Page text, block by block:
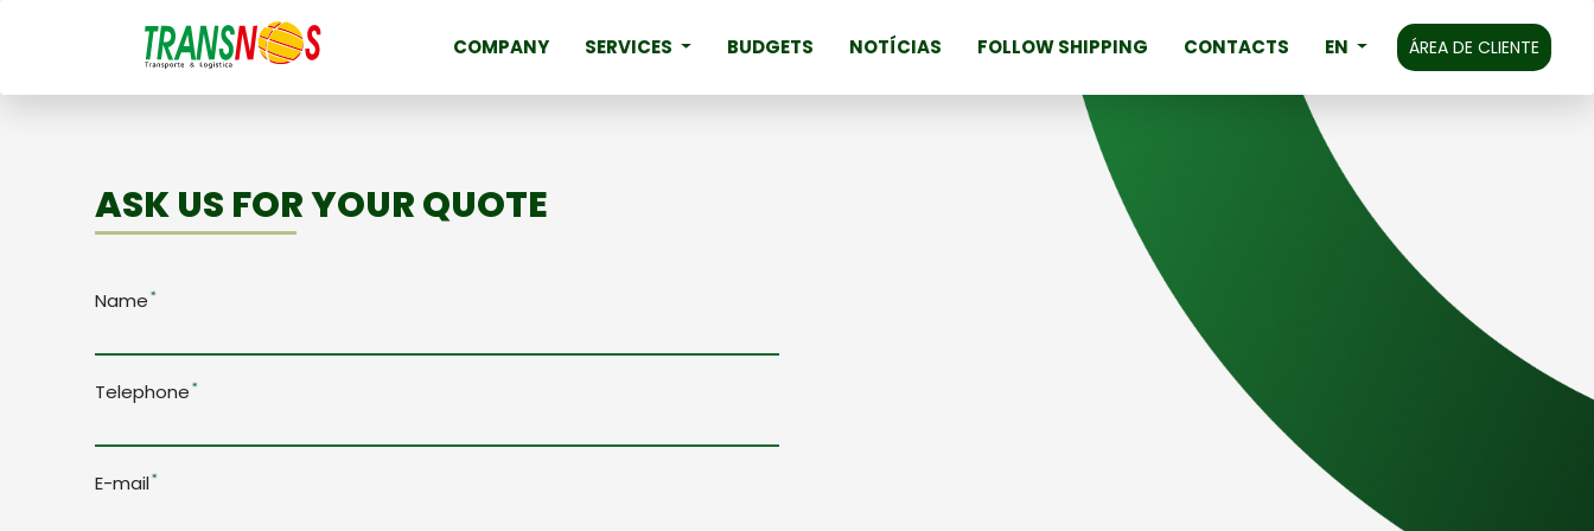
COMPANY SERVICES BUDGETS NOTÍCIAS FOLLOW SHIPPING CONTACTS EN ÁREA DE CLIENTE
ASK US FOR YOUR QUOTE
Name
Telephone
E-mail